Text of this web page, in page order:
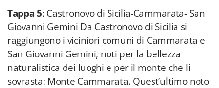
Tappa 5: Castronovo di Sicilia-Cammarata- San
Giovanni Gemini Da Castronovo di Sicilia si
raggiungono i viciniori comuni di Cammarata e
San Giovanni Gemini, noti per la bellezza
naturalistica dei luoghi e per il monte che li
sovrasta: Monte Cammarata. Quest’ultimo noto